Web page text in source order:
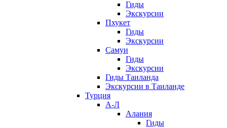
Гиды
Экскурсии
Пхукет
Гиды
Экскурсии
Самуи
Гиды
Экскурсии
Гиды Таиланда
Экскурсии в Таиланде
Турция
А-Л
Алания
Гиды